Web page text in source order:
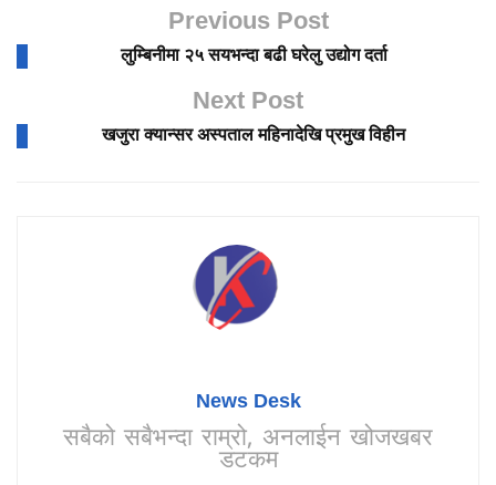
Previous Post
लुम्बिनीमा २५ सयभन्दा बढी घरेलु उद्योग दर्ता
Next Post
खजुरा क्यान्सर अस्पताल महिनादेखि प्रमुख विहीन
News Desk
सबैको सबैभन्दा राम्रो, अनलाईन खोजखबर
डटकम